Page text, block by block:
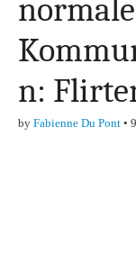
&
normale
n:
by Fabienne Du Pont •